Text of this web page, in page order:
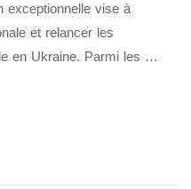
exceptionnelle vise à
et relancer les
en Ukraine. Parmi les …